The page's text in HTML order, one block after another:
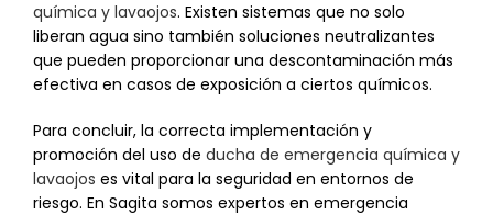
química y lavaojos. Existen sistemas que no solo
liberan agua sino también soluciones neutralizantes
que pueden proporcionar una descontaminación más
efectiva en casos de exposición a ciertos químicos.
Para concluir, la correcta implementación y
promoción del uso de ducha de emergencia química y
lavaojos es vital para la seguridad en entornos de
riesgo. En Sagita somos expertos en emergencia